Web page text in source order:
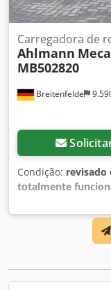
Breitenfelde
Carregadora de
Ahlmann
MB502820
Condição: revisado
totalmente
do pneu:405/70 R
, horas de
Verificação de
traseiro, Fase V do